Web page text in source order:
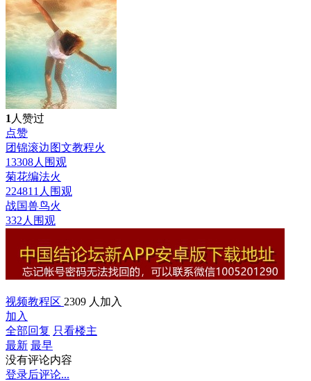
1 人赞过
点赞
团锦滚边图文教程火
13308人围观
菊花编法火
224811人围观
战国兽鸟火
332人围观
视频教程区 2309 人加入
加入
全部回复 只看楼主
最新 最早
没有评论内容
登录后评论...